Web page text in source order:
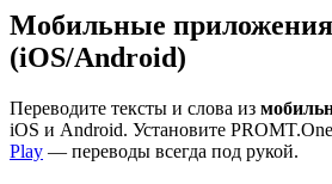
Мобильные
(iOS/Android)
Переводите тексты и слова из
iOS и Android. Установите
Play — переводы всегда под рукой.